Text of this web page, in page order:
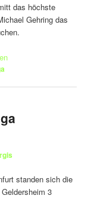
das höchste
Gehring das
standen sich die
3